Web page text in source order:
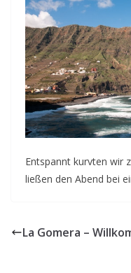
Entspannt kurvten wir
ließen den Abend bei
La Gomera –